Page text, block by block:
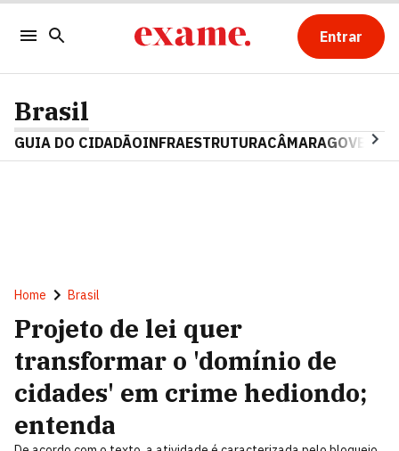
Entrar
Brasil
GUIA DO CIDADÃOINFRAESTRUTURACÂMARAGOVERNO
Home Brasil
Projeto de lei quer
transformar o 'domínio de
cidades' em crime hediondo;
entenda